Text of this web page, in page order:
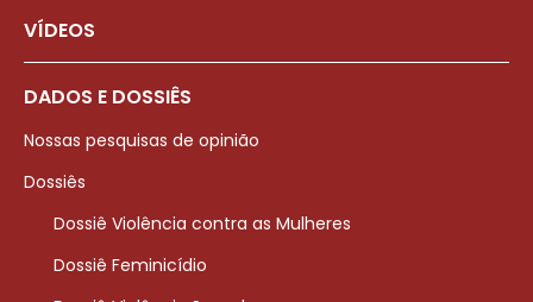
VÍDEOS
DADOS E DOSSIÊS
Nossas pesquisas de opinião
Dossiês
Dossiê Violência contra as Mulheres
Dossiê Feminicídio